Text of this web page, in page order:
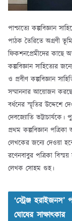
পাশ্চাত্যে কল্পবিজ্ঞান
পাঠক তৈরিতে অগ্রণী
ফিকশনপ্রেমীদের কাছে
কল্পবিজ্ঞান সাহিত্যের
ও প্রবীণ কল্পবিজ্ঞান
সম্মাননার আয়োজন
বর্ধনের স্মৃতির উদ্দেশে
দেবজ্যোতি ভট্টাচার্যকে।
প্রথম কল্পবিজ্ঞান পত্রিকা
লেখকের জন্যে দেওয়া
রণেনবাবুর পত্রিকা
লেখক সোহম গুহ।
‘স্ট্রেঞ্জ
ঘোষের সাক্ষাৎকার